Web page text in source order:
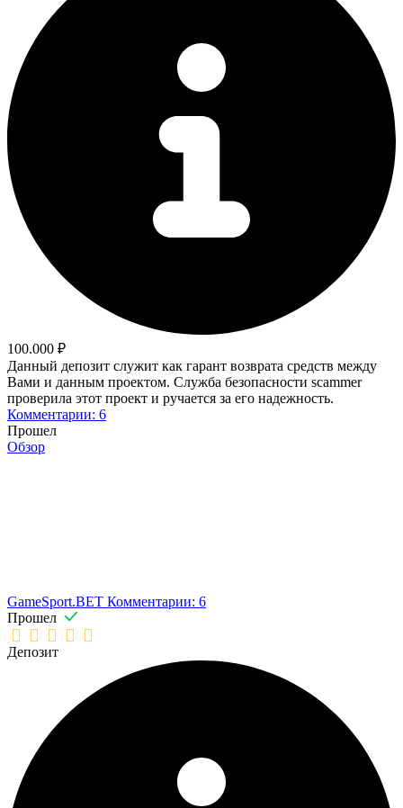
100.000 ₽
Данный депозит служит как гарант возврата средств между
Вами и данным проектом. Служба безопасности scammer
проверила этот проект и ручается за его надежность.
Комментарии: 6
Прошел
Обзор
GameSport.BET Комментарии: 6
Прошел
Депозит